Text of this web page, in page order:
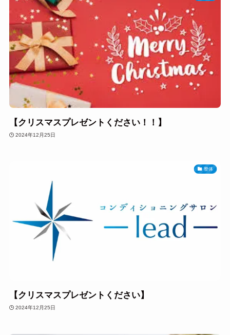
【クリスマスプレゼントください！！】
2024年12月25日
整体
【クリスマスプレゼントください】
2024年12月25日